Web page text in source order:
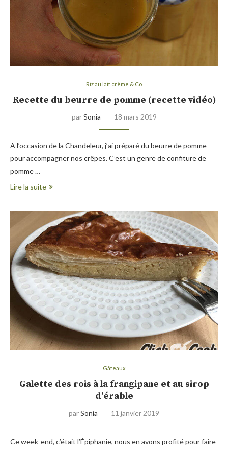
Riz au lait crème & Co
Recette du beurre de pomme (recette vidéo)
parSonia 18 mars 2019
A l’occasion de la Chandeleur, j’ai préparé du beurre de pomme
pour accompagner nos crêpes. C’est un genre de confiture de
pomme …
Lire la suite
Gâteaux
Galette des rois à la frangipane et au sirop
d’érable
parSonia 11 janvier 2019
Ce week-end, c’était l’Épiphanie, nous en avons profité pour faire